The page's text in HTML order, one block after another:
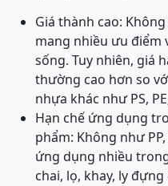
Giá thành cao:
mang nhiều ưu điểm
sống. Tuy nhiên, giá
thường cao hơn so
nhựa khác như PS,
Hạn chế ứng dụng
phẩm: Không như
ứng dụng nhiều
chai, lọ, khay, ly